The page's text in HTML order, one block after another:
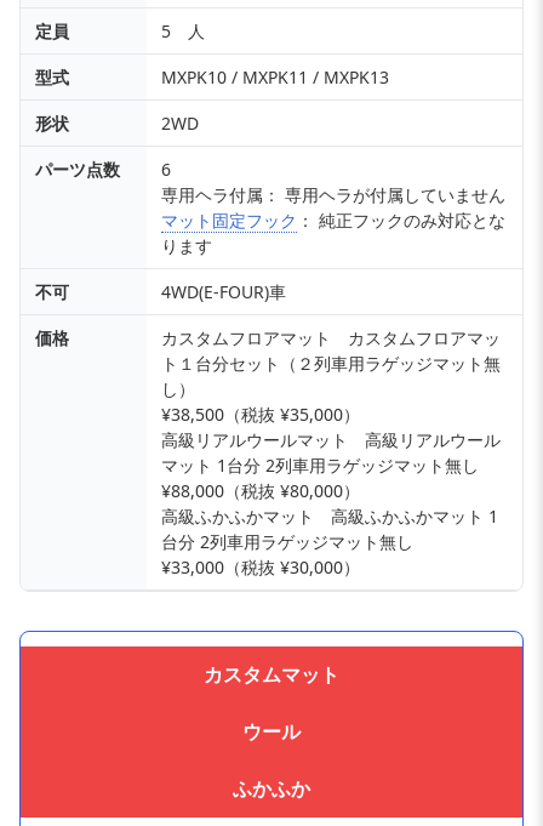
定員
5 人
型式
MXPK10 / MXPK11 / MXPK13
形状
2WD
パーツ点数
6
専用ヘラ付属： 専用ヘラが付属していません
マット固定フック ： 純正フックのみ対応とな
ります
不可
4WD(E-FOUR)車
価格
カスタムフロアマット カスタムフロアマッ
ト１台分セット（２列車用ラゲッジマット無
し）
¥38,500（税抜 ¥35,000）
高級リアルウールマット 高級リアルウール
マット 1台分 2列車用ラゲッジマット無し
¥88,000（税抜 ¥80,000）
高級ふかふかマット 高級ふかふかマット 1
台分 2列車用ラゲッジマット無し
¥33,000（税抜 ¥30,000）
カスタムマット
ウール
ふかふか